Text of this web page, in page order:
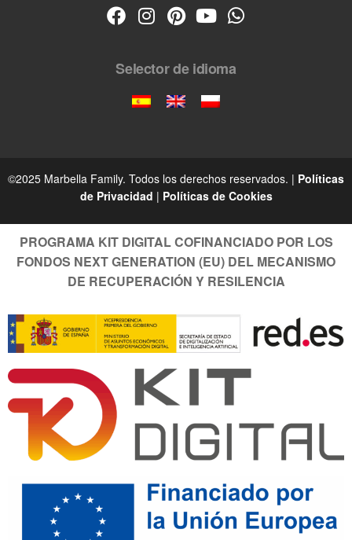
Selector de idioma
©2025 Marbella Family. Todos los derechos reservados. | Políticas
de Privacidad | Políticas de Cookies
PROGRAMA KIT DIGITAL COFINANCIADO POR LOS
FONDOS NEXT GENERATION (EU) DEL MECANISMO
DE RECUPERACIÓN Y RESILENCIA